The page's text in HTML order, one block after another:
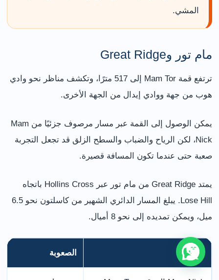
المشي.
مام تور وGreat Ridge
ترتفع قمة Mam Tor إلى 517 مترًا، وتكشف مناظر نحو وادي
هوب من جهة ووادي إيدال من الجهة الأخرى.
يمكن الوصول إلى القمة عبر مسار مرصوف جزئيًا من Mam
Nick، لكن الرياح والضباب والسطح الزلق قد تجعل التجربة
صعبة حتى عندما تكون المسافة قصيرة.
يمتد Great Ridge من مام تور عبر Hollins Cross باتجاه
Lose Hill. يبلغ المسار الدائري الشهير من كاسلتون نحو 6.5
ميل، ويمكن تمديده إلى نحو 8 أميال.
الخيار الصعوبة